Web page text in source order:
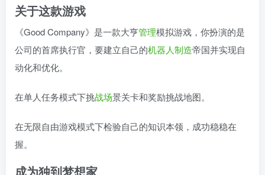
关于这款游戏
《Good Company》是一款大亨管理模拟游戏，你扮演的是
公司的首席执行官，要建立自己的机器人制造帝国并实现自
动化和优化。
在单人任务模式下挑战场景关卡和奖励挑战地图。
在无限自由游戏模式下检验自己的知识本领，成功稳稳在
握。
成为独到梦想家